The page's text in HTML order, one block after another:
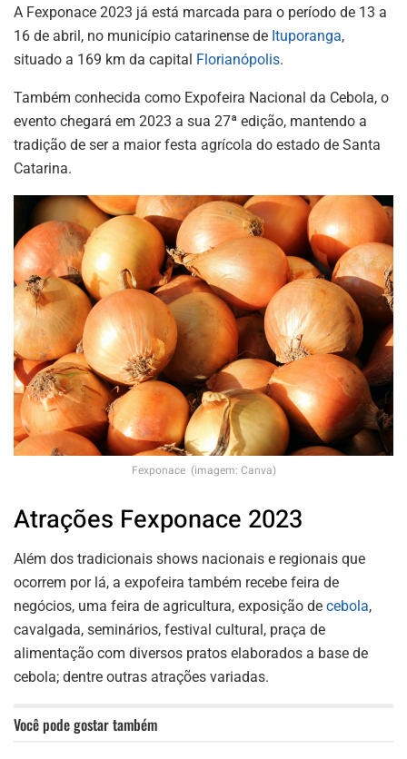
A Fexponace 2023 já está marcada para o período de 13 a
16 de abril, no município catarinense de Ituporanga,
situado a 169 km da capital Florianópolis.
Também conhecida como Expofeira Nacional da Cebola, o
evento chegará em 2023 a sua 27ª edição, mantendo a
tradição de ser a maior festa agrícola do estado de Santa
Catarina.
Fexponace (imagem: Canva)
Atrações Fexponace 2023
Além dos tradicionais shows nacionais e regionais que
ocorrem por lá, a expofeira também recebe feira de
negócios, uma feira de agricultura, exposição de cebola,
cavalgada, seminários, festival cultural, praça de
alimentação com diversos pratos elaborados a base de
cebola; dentre outras atrações variadas.
Você pode gostar também